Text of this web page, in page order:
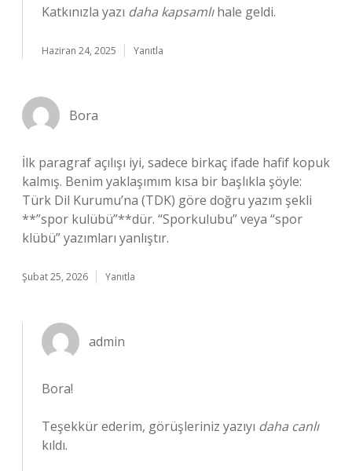
Katkınızla yazı daha kapsamlıhale geldi.
Haziran 24, 2025 Yanıtla
Bora
İlk paragraf açılışı iyi, sadece birkaç ifade hafif kopuk
kalmış. Benim yaklaşımım kısa bir başlıkla şöyle:
Türk Dil Kurumu’na (TDK) göre doğru yazım şekli
**”spor kulübü”**dür. “Sporkulubu” veya “spor
klübü” yazımları yanlıştır.
Şubat 25, 2026 Yanıtla
admin
Bora!
Teşekkür ederim, görüşleriniz yazıyı daha canlı
kıldı.